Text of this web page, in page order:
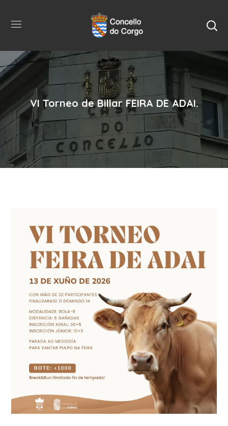
VI Torneo de Billar FEIRA DE ADAI.